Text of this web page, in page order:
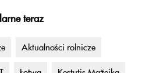
teraz
Aktualności rolnicze